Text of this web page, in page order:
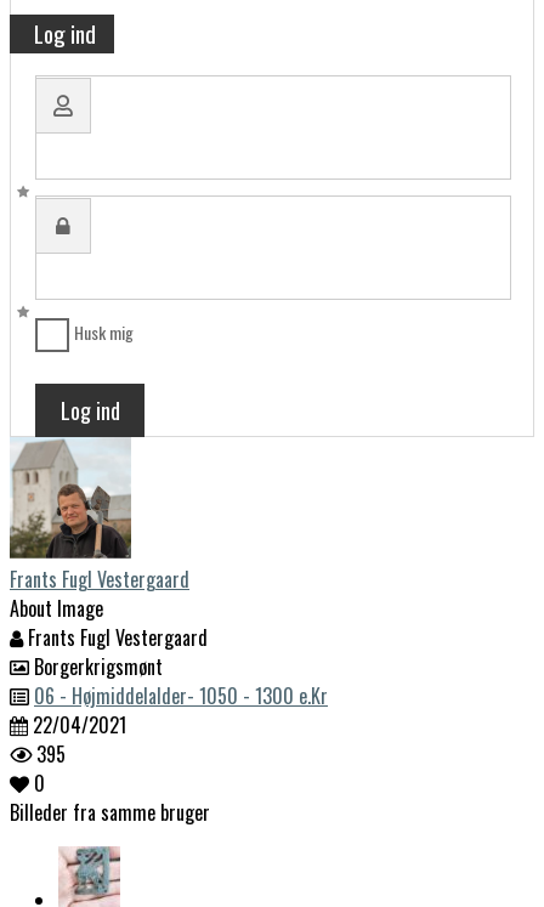
Log ind
Brugernavn:
Adgangskode:
Husk mig
Log ind
Frants Fugl Vestergaard
About Image
Frants Fugl Vestergaard
Borgerkrigsmønt
06 - Højmiddelalder- 1050 - 1300 e.Kr
22/04/2021
395
0
Billeder fra samme bruger